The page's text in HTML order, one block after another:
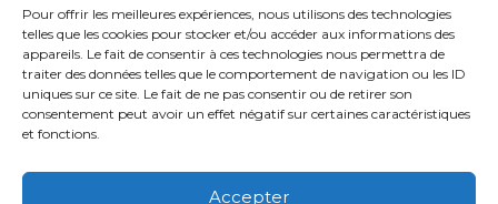
Pour offrir les meilleures expériences, nous utilisons des technologies
telles que les cookies pour stocker et/ou accéder aux informations des
appareils. Le fait de consentir à ces technologies nous permettra de
traiter des données telles que le comportement de navigation ou les ID
uniques sur ce site. Le fait de ne pas consentir ou de retirer son
consentement peut avoir un effet négatif sur certaines caractéristiques
et fonctions.
Accepter
Contact
30 place du Baty – 08170 FUMAY
cpts.arm@gmail.com
Politiques de confidentialité